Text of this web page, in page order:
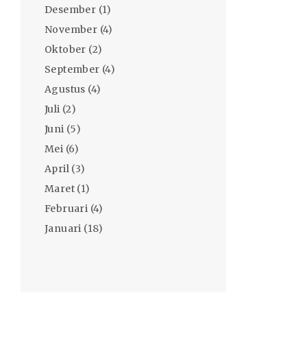
Desember (1)
November (4)
Oktober (2)
September (4)
Agustus (4)
Juli (2)
Juni (5)
Mei (6)
April (3)
Maret (1)
Februari (4)
Januari (18)